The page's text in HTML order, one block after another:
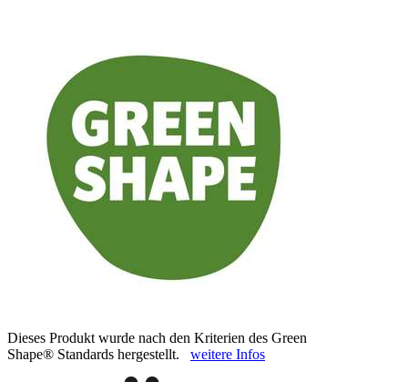
Dieses Produkt wurde nach den Kriterien des Green
Shape® Standards hergestellt. weitere Infos